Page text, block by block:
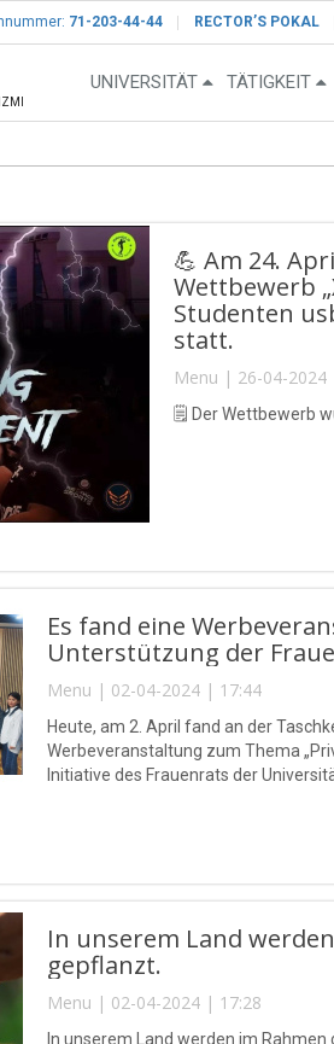
71-203-44-44 RECTOR’S POKAL
UNIVERSITÄT TÄTIGKEIT
💪 Am 24.
Wettbewerb
Studenten
statt.
Menu | 26-04-2024
🗒 Der Wettbewerb
Es fand eine
Unterstützung der
Menu | 02-04-2024 | 17:44
Heute, am 2. April fand an der
Werbeveranstaltung zum Thema
Initiative des Frauenrats der
In unserem Land
gepflanzt.
Menu | 02-04-2024 | 17:28
In unserem Land werden im